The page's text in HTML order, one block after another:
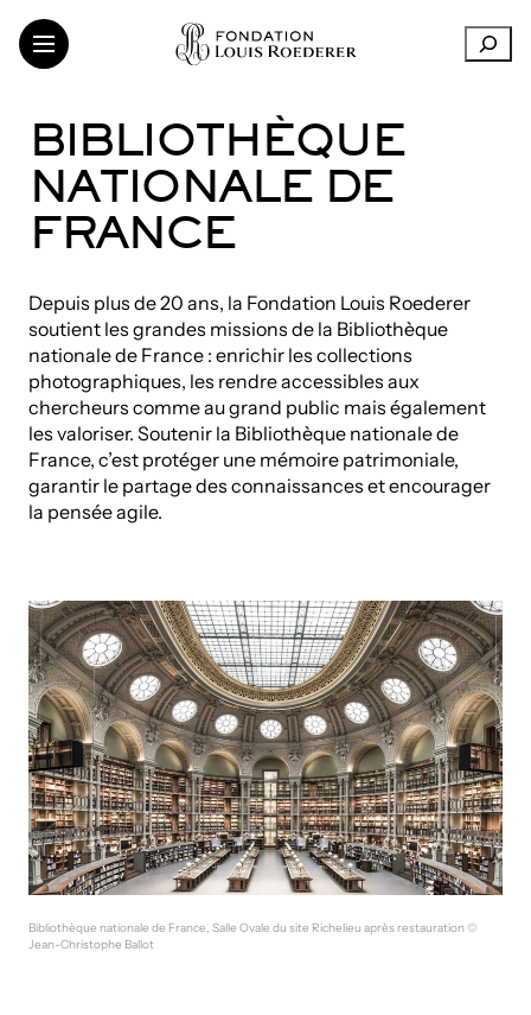
Aller
au
contenu
R
e
LA FONDATION
SOUTIEN AUX INSTITUTIONS
CRÉATION CONTEMPORAINE
TRANSMISSION DES CONNAISSANCES
THINKING SUSTAINABILITY
ARTISTES ET CHERCHEURS
LinkedIn FR EN
BIBLIOTHÈQUE
NATIONALE DE
FRANCE
Depuis plus de 20 ans, la Fondation Louis Roederer
soutient les grandes missions de la Bibliothèque
nationale de France : enrichir les collections
photographiques, les rendre accessibles aux
chercheurs comme au grand public mais également
les valoriser. Soutenir la Bibliothèque nationale de
France, c’est protéger une mémoire patrimoniale,
garantir le partage des connaissances et encourager
la pensée agile.
Bibliothèque nationale de France, Salle Ovale du site Richelieu après restauration ©
Jean-Christophe Ballot